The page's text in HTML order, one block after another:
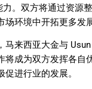
。双方将通过资源
环境中开拓更多发
来西亚大金与
成为双方发挥各自
进行业的发展。